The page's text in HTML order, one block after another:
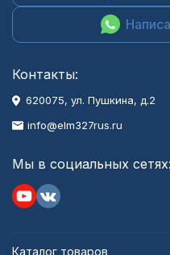
Контакты:
620075, ул. Пушкина, д.2
info@elm327rus.ru
Мы в социальных сетях:
Каталог товаров